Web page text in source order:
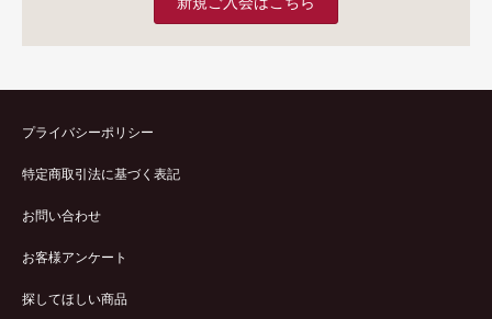
プライバシーポリシー
特定商取引法に基づく表記
お問い合わせ
お客様アンケート
探してほしい商品